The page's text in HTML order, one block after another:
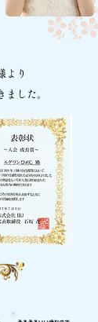
より
ました。